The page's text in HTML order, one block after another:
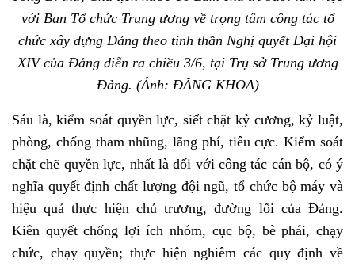
với Ban Tổ chức Trung ương về trọng tâm công tác tổ
chức xây dựng Đảng theo tinh thần Nghị quyết Đại hội
XIV của Đảng diễn ra chiều 3/6, tại Trụ sở Trung ương
Đảng. (Ảnh: ĐĂNG KHOA)
Sáu là, kiểm soát quyền lực, siết chặt kỷ cương, kỷ luật,
phòng, chống tham nhũng, lãng phí, tiêu cực. Kiểm soát
chặt chẽ quyền lực, nhất là đối với công tác cán bộ, có ý
nghĩa quyết định chất lượng đội ngũ, tổ chức bộ máy và
hiệu quả thực hiện chủ trương, đường lối của Đảng.
Kiên quyết chống lợi ích nhóm, cục bộ, bè phái, chạy
chức, chạy quyền; thực hiện nghiêm các quy định về